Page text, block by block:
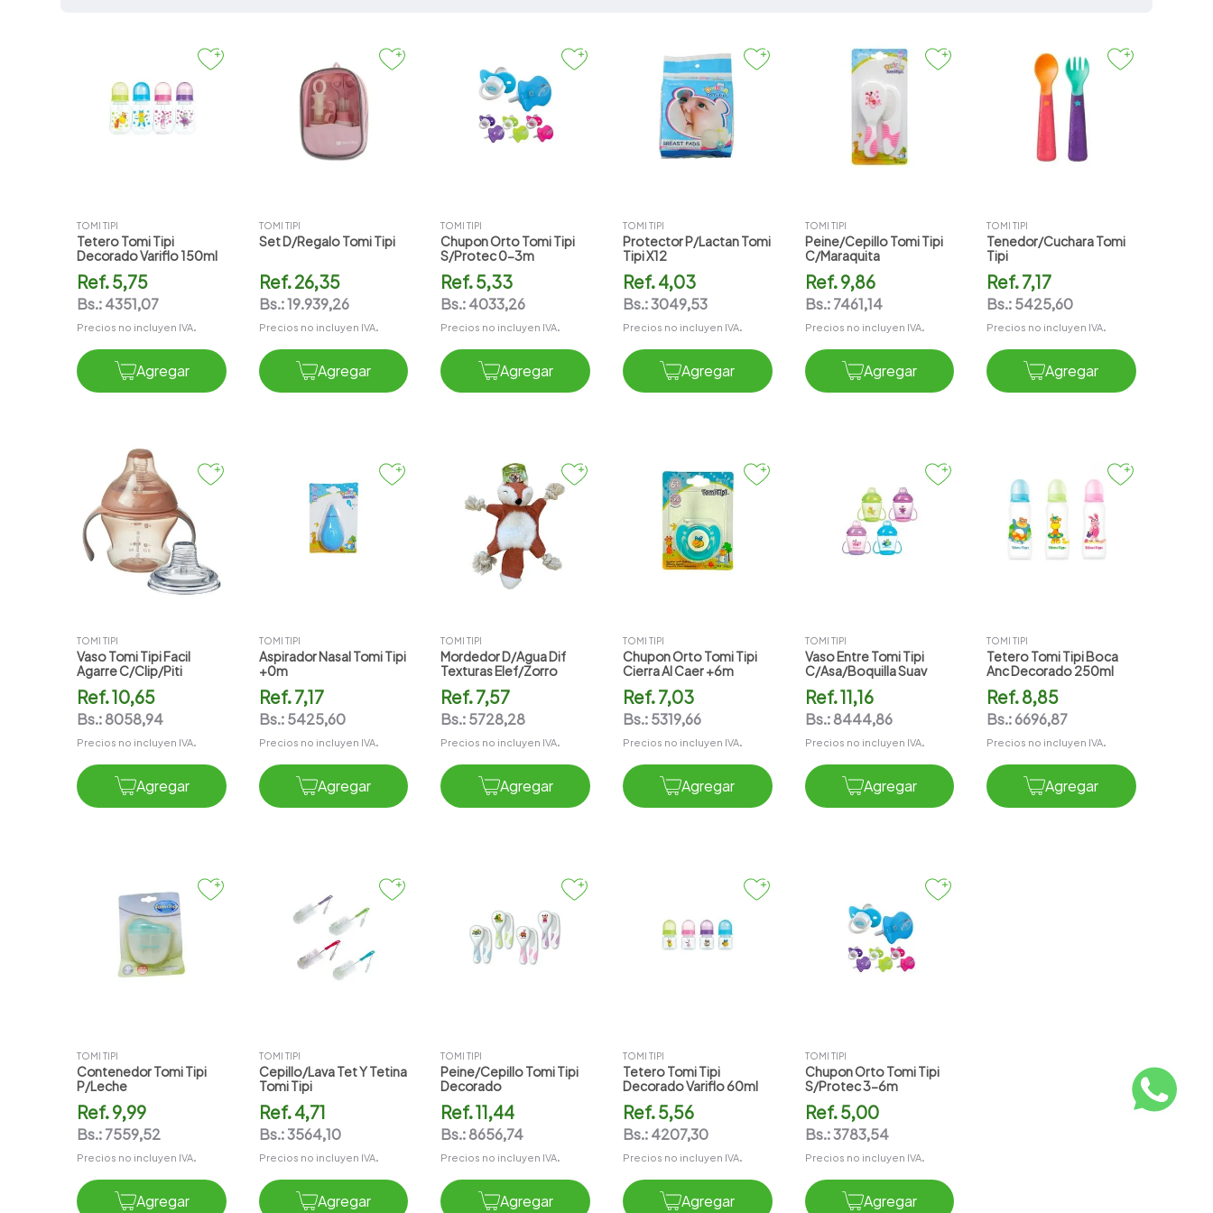
Teteros/Biberon/Vas
TOMI TIPI
Tetero Tomi Tipi
Decorado Variflo 150ml
Ref.5,75
Bs.:4351,07
Precios no incluyen IVA.
Agregar
TOMI TIPI
Set D/regalo Tomi Tipi
Ref.26,35
Bs.:19.939,26
Precios no incluyen IVA.
Agregar
TOMI TIPI
Chupon Orto Tomi Tipi
S/protec 0-3m
Ref.5,33
Bs.:4033,26
Precios no incluyen IVA.
Agregar
TOMI TIPI
Protector P/lactan Tomi
Tipi X12
Ref.4,03
Bs.:3049,53
Precios no incluyen IVA.
Agregar
TOMI TIPI
Peine/cepillo Tomi Tipi
C/maraquita
Ref.9,86
Bs.: 7461,14
Precios no incluyen IVA.
Agregar
TOMI TIPI
Tenedor/cuchara Tomi
Tipi
Ref.7,17
Bs.:5425,60
Precios no incluyen IVA.
Agregar
TOMI TIPI
Vaso Tomi Tipi Facil
Agarre C/clip/piti
Ref.10,65
Bs.:8058,94
Precios no incluyen IVA.
Agregar
TOMI TIPI
Aspirador Nasal Tomi Tipi
+0m
Ref.7,17
Bs.: 5425,60
Precios no incluyen IVA.
Agregar
TOMI TIPI
Mordedor D/agua Dif
Texturas Elef/zorro
Ref.7,57
Bs.:5728,28
Precios no incluyen IVA.
Agregar
TOMI TIPI
Chupon Orto Tomi Tipi
Cierra Al Caer +6m
Ref.7,03
Bs.:5319,66
Precios no incluyen IVA.
Agregar
TOMI TIPI
Vaso Entre Tomi Tipi
C/asa/boquilla Suav
Ref.11,16
Bs.:8444,86
Precios no incluyen IVA.
Agregar
TOMI TIPI
Tetero Tomi Tipi Boca
Anc Decorado 250ml
Ref.8,85
Bs.:6696,87
Precios no incluyen IVA.
Agregar
TOMI TIPI
Contenedor Tomi Tipi
P/leche
Ref.9,99
Bs.:7559,52
Precios no incluyen IVA.
Agregar
TOMI TIPI
Cepillo/lava Tet Y Tetina
Tomi Tipi
Ref.4,71
Bs.:3564,10
Precios no incluyen IVA.
Agregar
TOMI TIPI
Peine/cepillo Tomi Tipi
Decorado
Ref.11,44
Bs.:8656,74
Precios no incluyen IVA.
Agregar
TOMI TIPI
Tetero Tomi Tipi
Decorado Variflo 60ml
Ref.5,56
Bs.:4207,30
Precios no incluyen IVA.
Agregar
TOMI TIPI
Chupon Orto Tomi Tipi
S/protec 3-6m
Ref.5,00
Bs.:3783,54
Precios no incluyen IVA.
Agregar
slinda
vitamina